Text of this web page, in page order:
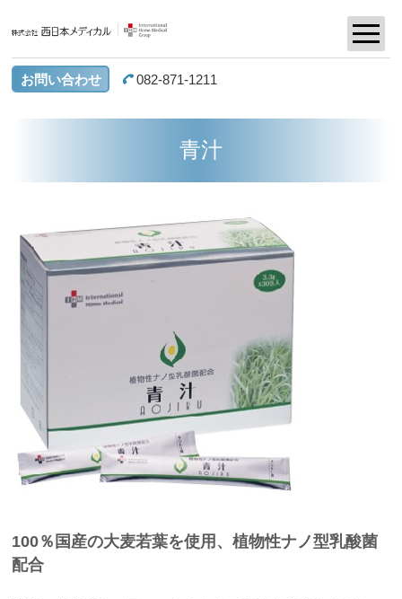
お問い合わせ 082-871-1211
青汁
100％国産の大麦若葉を使用、植物性ナノ型乳酸菌
配合